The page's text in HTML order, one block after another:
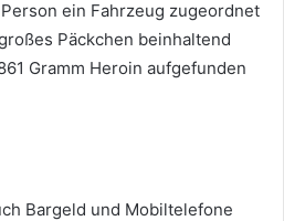
ein Fahrzeug zugeordnet
Päckchen beinhaltend
Gramm Heroin aufgefunden
Bargeld und Mobiltelefone